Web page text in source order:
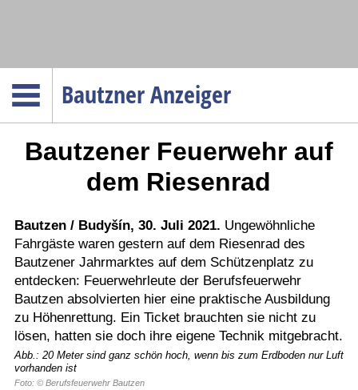
Bautzner Anzeiger
Menüpunkte
Politik
Gesellschaft
Wirtschaft
Service
Verkehr
Gesundheit
Sport
Termine
Bautzener Feuerwehr auf
dem Riesenrad
Bautzen / Budyšín, 30. Juli 2021. Ungewöhnliche
Fahrgäste waren gestern auf dem Riesenrad des
Bautzener Jahrmarktes auf dem Schützenplatz zu
entdecken: Feuerwehrleute der Berufsfeuerwehr
Bautzen absolvierten hier eine praktische Ausbildung
zu Höhenrettung. Ein Ticket brauchten sie nicht zu
lösen, hatten sie doch ihre eigene Technik mitgebracht.
Abb.: 20 Meter sind ganz schön hoch, wenn bis zum Erdboden nur Luft
vorhanden ist
Foto: © Berufsfeuerwehr Bautzen